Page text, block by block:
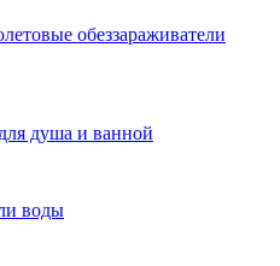
обеззараживатели
душа и ванной
воды